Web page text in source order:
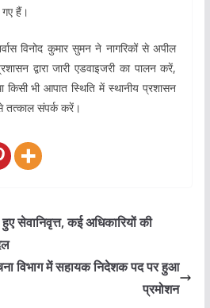
गए हैं।
विनोद कुमार सुमन ने नागरिकों से अपील
द्वारा जारी एडवाइजरी का पालन करें,
भी आपात स्थिति में स्थानीय प्रशासन
तत्काल संपर्क करें।
सेवानिवृत्त, कई अधिकारियों की
विभाग में सहायक निदेशक पद पर हुआ
प्रमोशन